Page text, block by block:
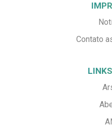
Contato